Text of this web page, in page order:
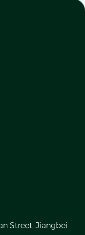
Street, Jiangbei